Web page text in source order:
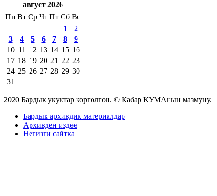
август 2026
Пн Вт Ср Чт Пт Сб Вс
1
2
3
4 5 6 7 8
9
10 11 12 13 14 15 16
17 18 19 20 21 22 23
24 25 26 27 28 29 30
31
2020 Бардык укуктар корголгон. © Кабар КУМАнын мазмуну.
Бардык архивдик материалдар
Архивден издөө
Негизги сайтка